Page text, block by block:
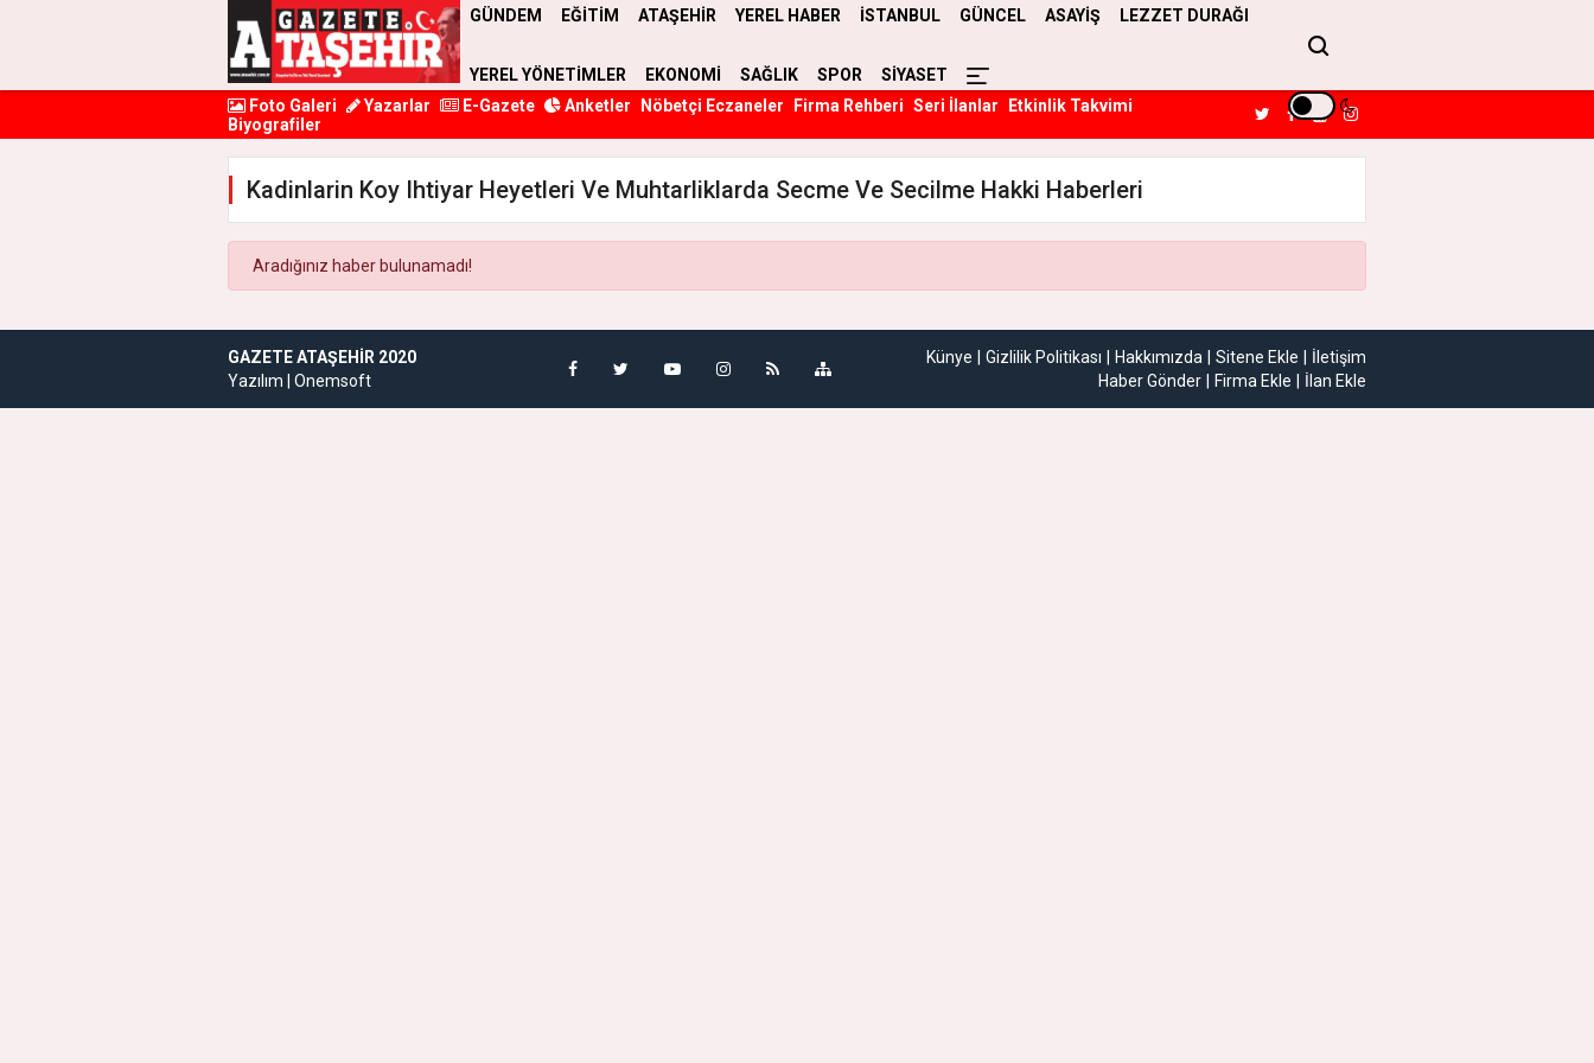
GÜNDEM EĞİTİM ATAŞEHİR YEREL HABER İSTANBUL GÜNCEL ASAYİŞ LEZZET DURAĞI
YEREL YÖNETİMLER EKONOMİ SAĞLIK SPOR
SİYASET
Foto Galeri
Yazarlar E-Gazete Anketler Nöbetçi Eczaneler Firma Rehberi Seri İlanlar
Etkinlik Takvimi
Biyografiler
Kadinlarin Koy Ihtiyar Heyetleri Ve Muhtarliklarda Secme Ve Secilme Hakki Haberleri
Aradığınız haber bulunamadı!
GAZETE ATAŞEHIR 2020
Yazılım | Onemsoft
Künye Gizlilik Politikası Hakkımızda Sitene Ekle
İletişim
Haber Gönder
Firma Ekle İlan Ekle